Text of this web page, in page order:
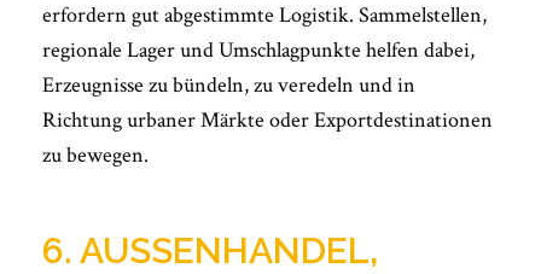
erfordern gut abgestimmte Logistik. Sammelstellen,
regionale Lager und Umschlagpunkte helfen dabei,
Erzeugnisse zu bündeln, zu veredeln und in
Richtung urbaner Märkte oder Exportdestinationen
zu bewegen.
6. AUSSENHANDEL, E